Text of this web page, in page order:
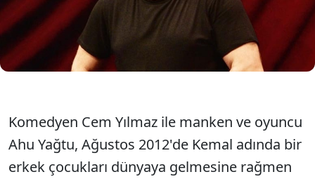
Barcelona'dan ev satın aldığı iddia edildi.
Fiyatını duyanlar inanamadı.
Komedyen Cem Yılmaz ile manken ve oyuncu
Ahu Yağtu, Ağustos 2012'de Kemal adında bir
erkek çocukları dünyaya gelmesine rağmen